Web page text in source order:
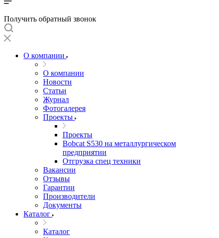
Получить обратный звонок
О компании
О компании
Новости
Статьи
Журнал
Фотогалерея
Проекты
Проекты
Bobcat S530 на металлургическом
предприятии
Отгрузка спец техники
Вакансии
Отзывы
Гарантии
Производители
Документы
Каталог
Каталог